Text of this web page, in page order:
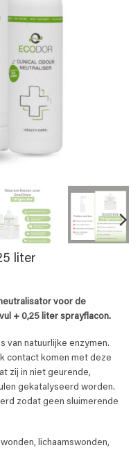
liter
voor de
+ 0,25 liter sprayflacon.
van natuurlijke enzymen.
contact komen met deze
zij in niet geurende,
gekatalyseerd worden.
zodat geen sluimerende
lichaamswonden,